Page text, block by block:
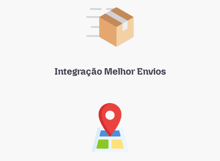
Integração Melhor Envios